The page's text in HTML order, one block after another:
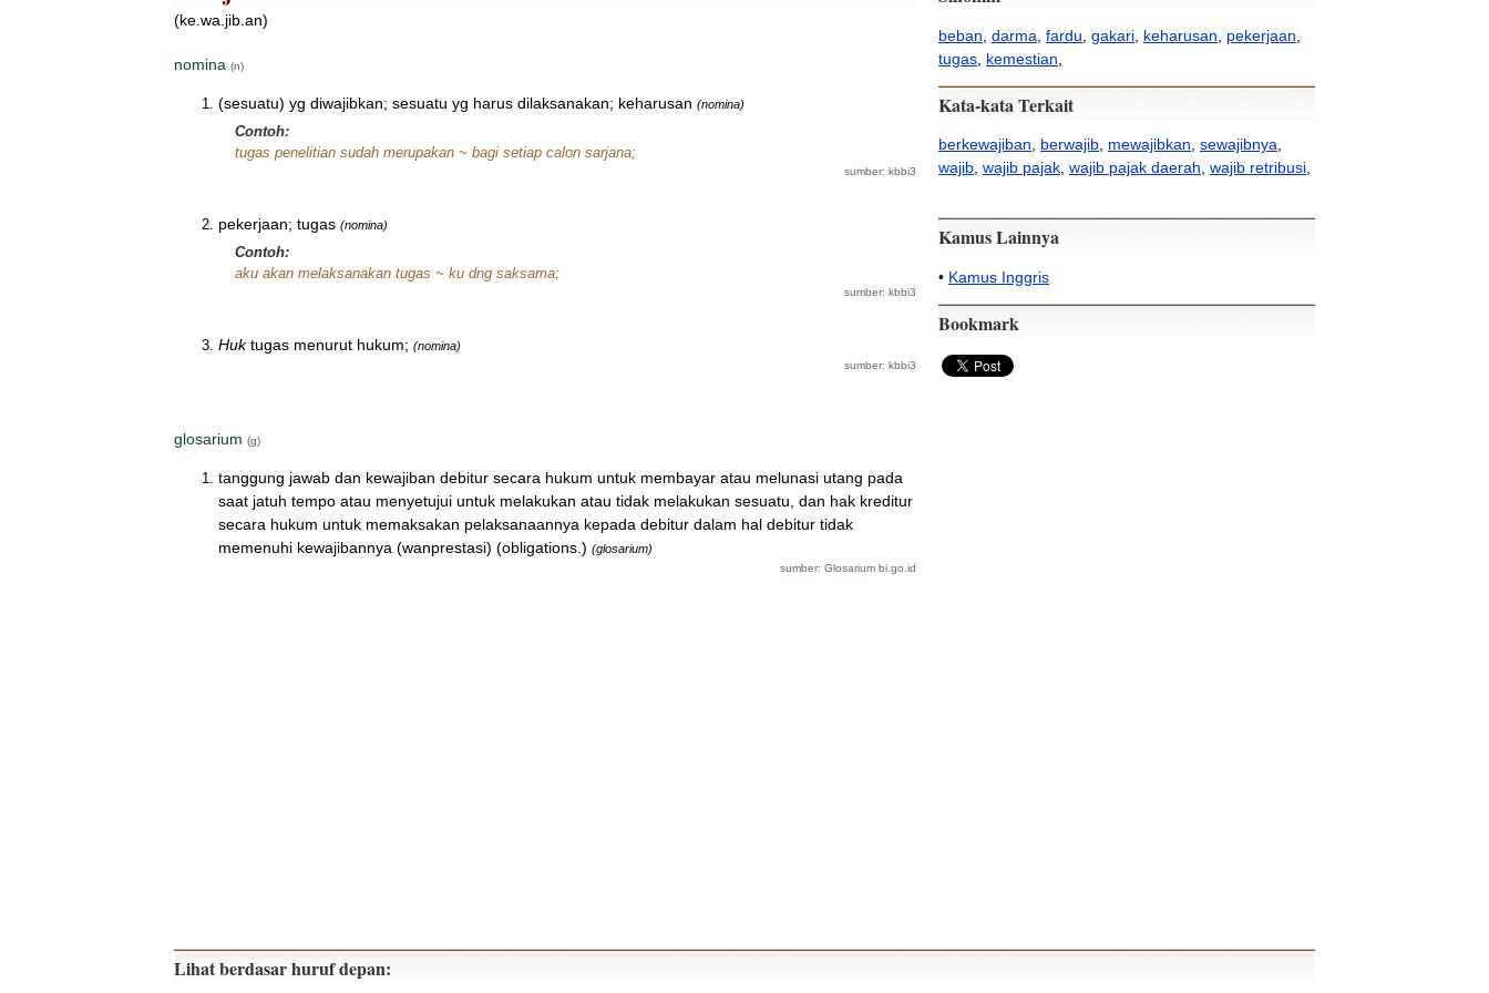
(ke.wa.jib.an)
nomina (n)
(sesuatu) yg diwajibkan; sesuatu yg harus dilaksanakan; keharusan (nomina)
Contoh:
tugas penelitian sudah merupakan ~ bagi setiap calon sarjana;
sumber: kbbi3
pekerjaan; tugas (nomina)
Contoh:
aku akan melaksanakan tugas ~ ku dng saksama;
sumber: kbbi3
Huktugas menurut hukum; (nomina)
sumber: kbbi3
glosarium (g)
tanggung jawab dan kewajiban debitur secara hukum untuk membayar atau melunasi utang pada
saat jatuh tempo atau menyetujui untuk melakukan atau tidak melakukan sesuatu, dan hak kreditur
secara hukum untuk memaksakan pelaksanaannya kepada debitur dalam hal debitur tidak
memenuhi kewajibannya (wanprestasi) (obligations.) (glosarium)
sumber: Glosarium bi.go.id
beban darma fardu gakari keharusan pekerjaan
tugas kemestian
Kata-kata Terkait
berkewajiban berwajib mewajibkan sewajibnya
wajib wajib pajak wajib pajak daerah wajib retribusi
Kamus Lainnya
• Kamus Inggris
Bookmark
Lihat berdasar huruf depan: